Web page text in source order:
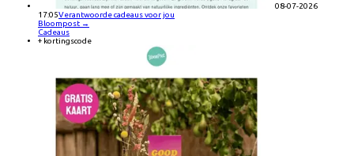
08-07-2026
17:05Verantwoorde cadeaus voor jou
Bloompost →
Cadeaus
+ kortingscode